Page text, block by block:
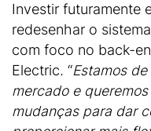
Investir futuramente
redesenhar o
com foco no back-
Electric. “Estamos
mercado e
mudanças para dar